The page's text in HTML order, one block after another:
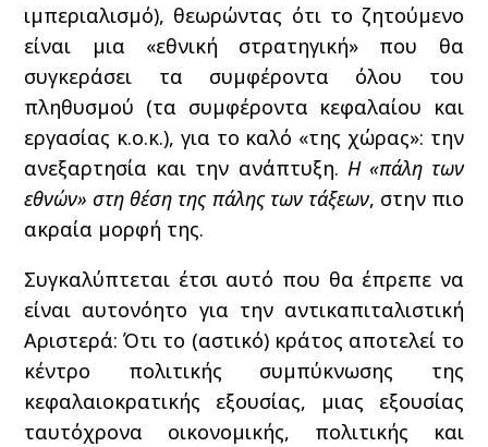
ιμπεριαλισμό), θεωρώντας ότι το ζητούμενο
είναι μια «εθνική στρατηγική» που θα
συγκεράσει τα συμφέροντα όλου του
πληθυσμού (τα συμφέροντα κεφαλαίου και
εργασίας κ.ο.κ.), για το καλό «της χώρας»: την
ανεξαρτησία και την ανάπτυξη. Η «πάλη των
εθνών» στη θέση της πάλης των τάξεων, στην πιο
ακραία μορφή της.
Συγκαλύπτεται έτσι αυτό που θα έπρεπε να
είναι αυτονόητο για την αντικαπιταλιστική
Αριστερά: Ότι το (αστικό) κράτος αποτελεί το
κέντρο πολιτικής συμπύκνωσης της
κεφαλαιοκρατικής εξουσίας, μιας εξουσίας
ταυτόχρονα οικονομικής, πολιτικής και